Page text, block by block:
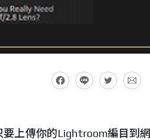
上傳你的Lightroom編目到網